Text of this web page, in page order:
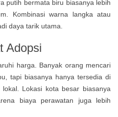
putih bermata biru biasanya lebih
Kombinasi warna langka atau
daya tarik utama.
Adopsi
harga. Banyak orang mencari
tapi biasanya hanya tersedia di
Lokasi kota besar biasanya
biaya perawatan juga lebih